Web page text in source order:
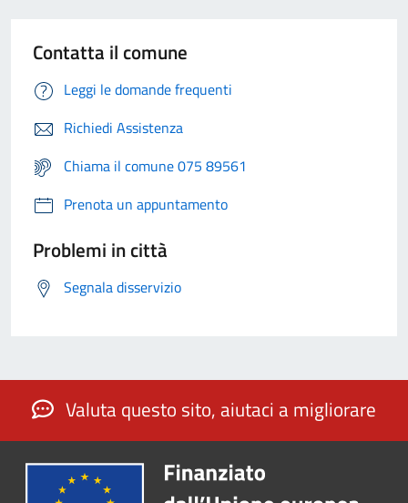
Contatta il comune
Leggi le domande frequenti
Richiedi Assistenza
Chiama il comune 075 89561
Prenota un appuntamento
Problemi in città
Segnala disservizio
Valuta questo sito, aiutaci a migliorare